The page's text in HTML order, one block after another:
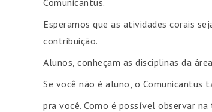
Comunicantus.
Esperamos que as atividades corais
contribuição.
Alunos, conheçam as disciplinas da
Se você não é aluno, o Comunicantus
pra você. Como é possível observar